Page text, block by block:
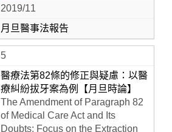
2019/11
月旦醫事法報告
5
醫療法第82條的修正與疑慮：以醫
療糾紛拔牙案為例【月旦時論】
The Amendment of Paragraph 82
of Medical Care Act and Its
Doubts: Focus on the Extraction